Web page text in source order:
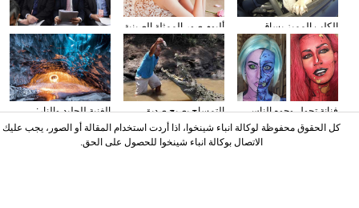
وسائل الإعلام الأجنبية
تولي اهتمامها بتقرير عمل
الحكومة
ألبوم صور الممثلة الصينية
سون تشيان
الكلب المميز يساق
السيارات
الغنية للجليد والنار:
المصور يلتقط صورا في
الأنهار الجليدية
التمساح يصبح صديق
الناس في كوستا ريكا
فنانة تحول وجوه الناس
إلى الشخصيات الكرتونية
باستخدام الماكياج
كل الحقوق محفوظة لوكالة انباء شينخوا، اذا أردت استخدام المقالة أو الصور، يجب عليك
الاتصال بوكالة انباء شينخوا للحصول على الحق.